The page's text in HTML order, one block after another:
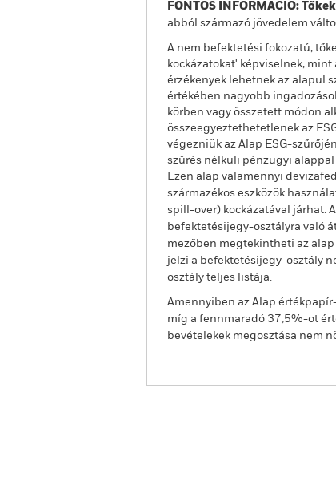
FONTOS INFORMÁCIÓ:
abból származó jövedelem
A nem befektetési fokozatú,
kockázatokat' képviselnek,
érzékenyek lehetnek az alapul
értékében nagyobb
körben vagy összetett módon
összeegyeztethetetlenek az
végezniük az Alap ESG-
szűrés nélküli pénzügyi
Ezen alap valamennyi
származékos eszközök
spill-over) kockázatával járhat.
befektetésijegy-osztályra való
mezőben megtekintheti az
jelzi a befektetésijegy-osztály
osztály teljes listája.
Amennyiben az Alap
míg a fennmaradó 37,5%-ot
bevételekek megosztása nem